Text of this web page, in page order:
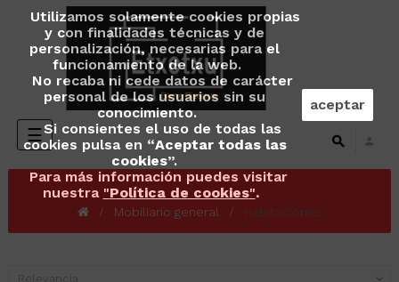
Utilizamos solamente cookies propias
y con finalidades técnicas y de
personalización, necesarias para el
funcionamiento de la web.
No recaba ni cede datos de carácter
personal de los usuarios sin su
conocimiento.
Si consientes el uso de todas las
cookies pulsa en “Aceptar todas las
cookies”.
Para más información puedes visitar
nuestra "Política de cookies".
aceptar
Navegación
de
palanca
☰
Mobiliario general Habitaciones
Relevancia 